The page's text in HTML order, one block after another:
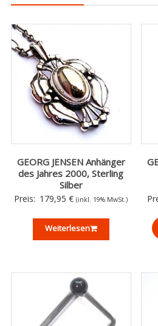
GEORG JENSEN Anhänger
des Jahres 2000, Sterling
Silber
Preis: 179,95€ (inkl. 19% MwSt.)
Weiterlesen